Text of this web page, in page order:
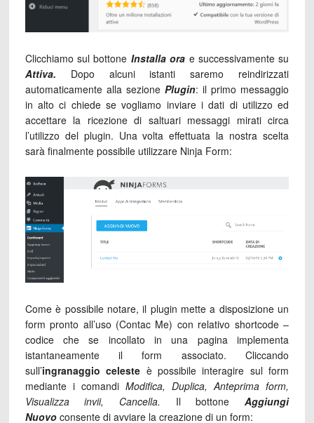
Clicchiamo sul bottone Installa ora e successivamente su
Attiva. Dopo alcuni istanti saremo reindirizzati
automaticamente alla sezione Plugin: il primo messaggio
in alto ci chiede se vogliamo inviare i dati di utilizzo ed
accettare la ricezione di saltuari messaggi mirati circa
l’utilizzo del plugin. Una volta effettuata la nostra scelta
sarà finalmente possibile utilizzare Ninja Form:
Come è possibile notare, il plugin mette a disposizione un
form pronto all’uso (Contac Me) con relativo shortcode –
codice che se incollato in una pagina implementa
istantaneamente il form associato. Cliccando
sull’ingranaggio celeste è possibile interagire sul form
mediante i comandi Modifica, Duplica, Anteprima form,
Visualizza invii, Cancella. Il bottoneAggiungi
Nuovo consente di avviare la creazione di un form: